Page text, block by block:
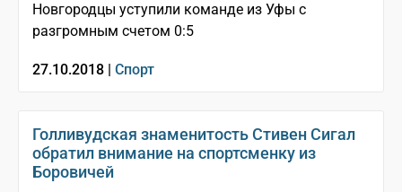
Новгородцы уступили команде из Уфы с
разгромным счетом 0:5
27.10.2018 | Спорт
Голливудская знаменитость Стивен Сигал
обратил внимание на спортсменку из
Боровичей